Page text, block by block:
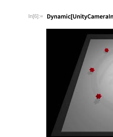
In[6]:=